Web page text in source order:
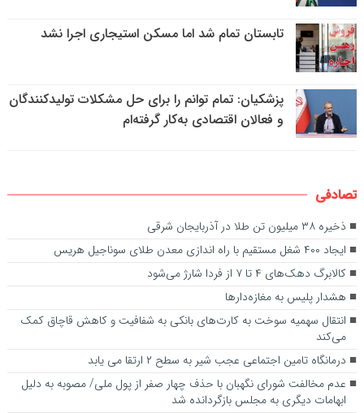
تابستان تمام شد اما مسکن استیجاری اجرا نشد
پزشکیان: تمام توانم را برای حل مشکلات تولیدکنندگان
و فعالان اقتصادی به‌کار گرفته‌ام
تصادفی
ذخیره ۳۸ میلیون تن طلا در آذربایجان شرقی
ایجاد ۴۰۰ شغل مستقیم با راه اندازی معدن طلای سوناجیل هریس
کالابرگ دهک‌های ۴ تا ۷ از فردا شارژ می‌شود
هشدار پلیس به مغازه‌دارها
انتقال سهمیه سوخت به کارت‌های بانکی به شفافیت و کاهش قاچاق کمک
می‌کند
درمانگاه تامین اجتماعی عجب شیر به سطح ۲ ارتقا می یابد
عدم مخالفت شورای نگهبان با حذف چهار صفر از پول ملی/ مصوبه به دلیل
ابهامات دیگری به مجلس بازگردانده شد